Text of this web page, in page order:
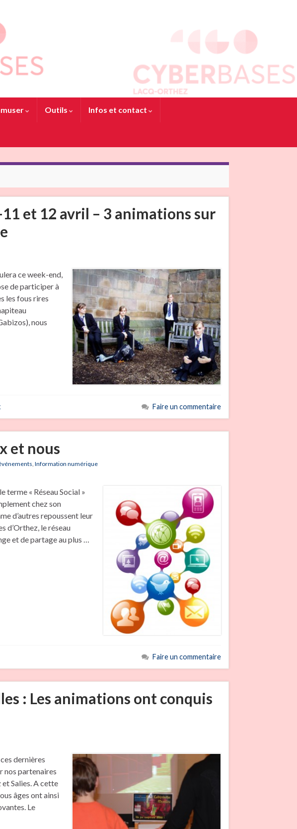
Outils Infos et contact
et 12 avril – 3 animations sur
ce week-end,
de participer à
les fous rires
nous
Faire un commentaire
et nous
, Information numérique
terme « Réseau Social »
chez son
d’autres repoussent leur
d’Orthez, le réseau
et de partage au plus …
Faire un commentaire
: Les animations ont conquis
dernières
nos partenaires
Salies. A cette
âges ont ainsi
Le